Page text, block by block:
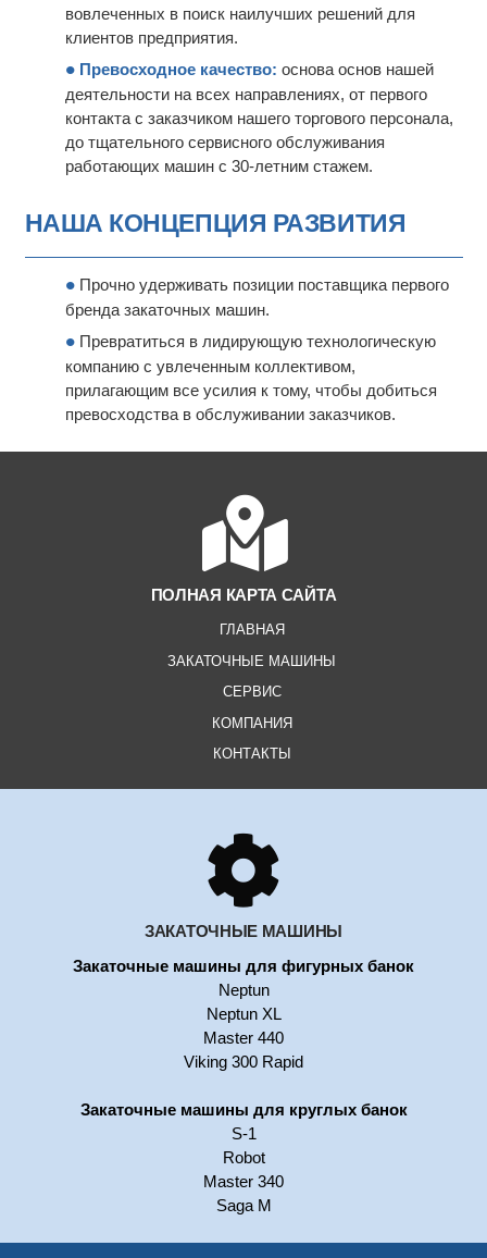
вовлеченных в поиск наилучших решений для
клиентов предприятия.
Превосходное качество: основа основ нашей
деятельности на всех направлениях, от первого
контакта с заказчиком нашего торгового персонала,
до тщательного сервисного обслуживания
работающих машин с 30-летним стажем.
НАША КОНЦЕПЦИЯ РАЗВИТИЯ
Прочно удерживать позиции поставщика первого
бренда закаточных машин.
Превратиться в лидирующую технологическую
компанию с увлеченным коллективом,
прилагающим все усилия к тому, чтобы добиться
превосходства в обслуживании заказчиков.
ПОЛНАЯ КАРТА САЙТА
ГЛАВНАЯ
ЗАКАТОЧНЫЕ МАШИНЫ
СЕРВИС
КОМПАНИЯ
КОНТАКТЫ
ЗАКАТОЧНЫЕ МАШИНЫ
Закаточные машины для фигурных банок
Neptun
Neptun XL
Master 440
Viking 300 Rapid
Закаточные машины для круглых банок
S-1
Robot
Master 340
Saga M